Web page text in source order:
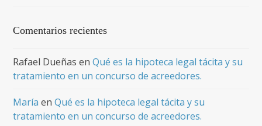
Comentarios recientes
Rafael Dueñas enQué es la hipoteca legal tácita y su
tratamiento en un concurso de acreedores.
María enQué es la hipoteca legal tácita y su
tratamiento en un concurso de acreedores.